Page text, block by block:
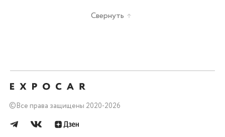
Свернуть
©Все права защищены 2020-2026